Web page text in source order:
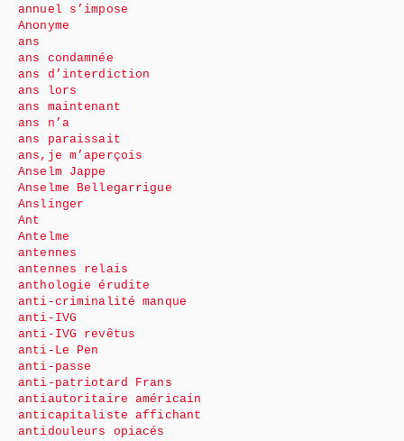
annuel s’impose
Anonyme
ans
ans condamnée
ans d’interdiction
ans lors
ans maintenant
ans n’a
ans paraissait
ans,je m’aperçois
Anselm Jappe
Anselme Bellegarrigue
Anslinger
Ant
Antelme
antennes
antennes relais
anthologie érudite
anti-criminalité manque
anti-IVG
anti-IVG revêtus
anti-Le Pen
anti-passe
anti-patriotard Frans
antiautoritaire américain
anticapitaliste affichant
antidouleurs opiacés